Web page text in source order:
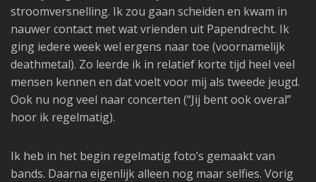
stroomversnelling. Ik zou gaan scheiden en kwam in
nauwer contact met wat vrienden uit Papendrecht. Ik
ging iedere week wel ergens naar toe (voornamelijk
deathmetal). Zo leerde ik in relatief korte tijd heel veel
mensen kennen en dat voelt voor mij als tweede jeugd.
Ook nu nog veel naar concerten (“Jij bent ook overal”
hoor ik regelmatig).
Ik heb in het begin regelmatig foto’s gemaakt van
bands. Daarna eigenlijk alleen nog maar selfies. Vorig